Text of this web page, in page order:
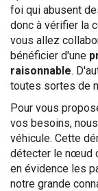
foi qui abusent
donc à vérifier la
vous allez
bénéficier d'une
raisonnable.
toutes sortes de
Pour vous
vos besoins,
véhicule. Cette
détecter le nœud
en évidence les
notre grande